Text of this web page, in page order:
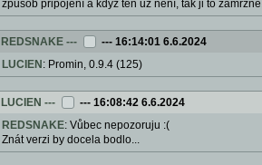
způsob připojení a když ten už není, tak ji to
REDSNAKE --- --- 16:14:01 6.6.2024
LUCIEN : Promin, 0.9.4 (125)
LUCIEN --- --- 16:08:42 6.6.2024
REDSNAKE: Vůbec nepozoruju :(
Znát verzi by docela bodlo...